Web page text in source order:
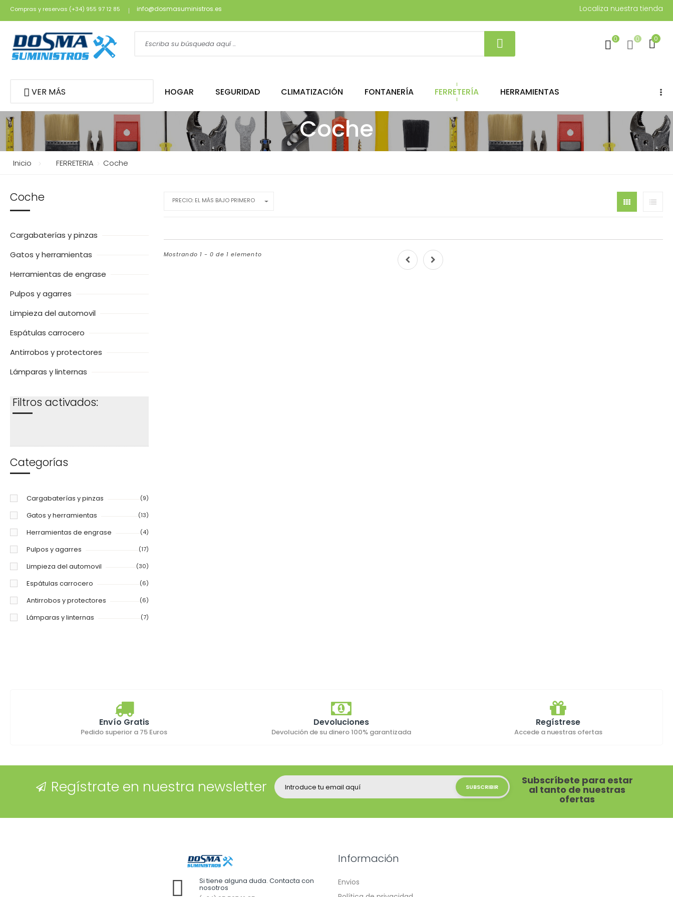
Compras y reservas (+34) 955 97 12 85 info@dosmasuministros.es Localiza nuestra tienda
0
0 0
VER MÁS HOGAR SEGURIDAD CLIMATIZACIÓN FONTANERÍA FERRETERÍA HERRAMIENTAS ...
Coche
Inicio FERRETERIA Coche
Coche
Cargabaterías y pinzas
Gatos y herramientas
Herramientas de engrase
Pulpos y agarres
Limpieza del automovil
Espátulas carrocero
Antirrobos y protectores
Lámparas y linternas
Filtros activados:
Categorías
Cargabaterías y pinzas (9)
Gatos y herramientas (13)
Herramientas de engrase (4)
Pulpos y agarres (17)
Limpieza del automovil (30)
Espátulas carrocero (6)
Antirrobos y protectores (6)
Lámparas y linternas (7)
PRECIO: EL MÁS BAJO PRIMERO
Mostrando 1 - 0 de 1 elemento
Envío Gratis
Pedido superior a 75 Euros
Devoluciones
Devolución de su dinero 100% garantizada
Regístrese
Accede a nuestras ofertas
Regístrate en nuestra newsletter Subscríbete para estar
al tanto de nuestras
ofertas
Si tiene alguna duda. Contacta con
nosotros
Información
Envios